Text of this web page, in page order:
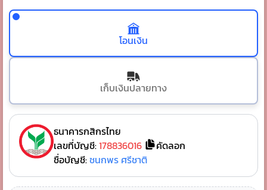
โอนเงิน
เก็บเงินปลายทาง
ธนาคารกสิกรไทย
เลขที่บัญชี:178836016
คัดลอก
ชื่อบัญชี:ชนกพร ศรีชาติ